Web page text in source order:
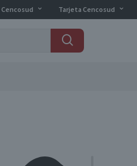
Tarjeta Cencosud